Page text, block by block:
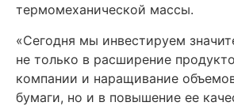
термомеханической массы.
«Сегодня мы инвестируем
не только в расширение
компании и наращивание
бумаги, но и в повышение ее